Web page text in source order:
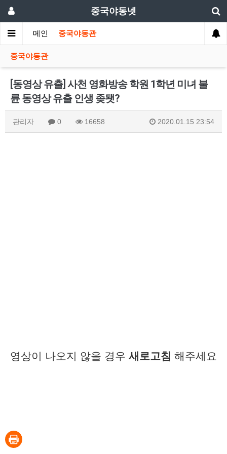
중국야동넷
메인 중국야동관
중국야동관
[동영상 유출] 사천 영화방송 학원 1학년 미녀 불
륜 동영상 유출 인생 좆됏?
관리자 0 16658 2020.01.15 23:54
영상이 나오지 않을 경우 새로고침 해주세요